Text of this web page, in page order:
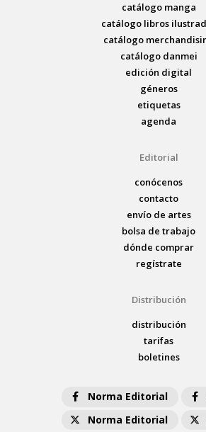
catálogo manga
catálogo libros
catálogo
catálogo danmei
edición digital
géneros
etiquetas
agenda
Editorial
conócenos
contacto
envío de artes
bolsa de trabajo
dónde comprar
regístrate
Distribución
distribución
tarifas
boletines
Norma Editorial
Norma Editorial